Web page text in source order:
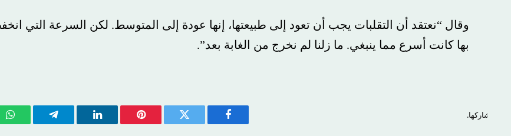
وقال “نعتقد أن التقلبات يجب أن تعود إلى طبيعتها، إنها عودة إلى المتوسط. لكن السرعة التي انخفضت
بها كانت أسرع مما ينبغي. ما زلنا لم نخرج من الغابة بعد”.
فيسبوك
تويتر بينتيريستلينكدإن تيلقرام واتساب